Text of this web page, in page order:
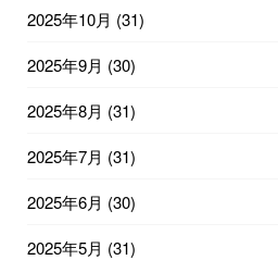
2025年10月 (31)
2025年9月 (30)
2025年8月 (31)
2025年7月 (31)
2025年6月 (30)
2025年5月 (31)